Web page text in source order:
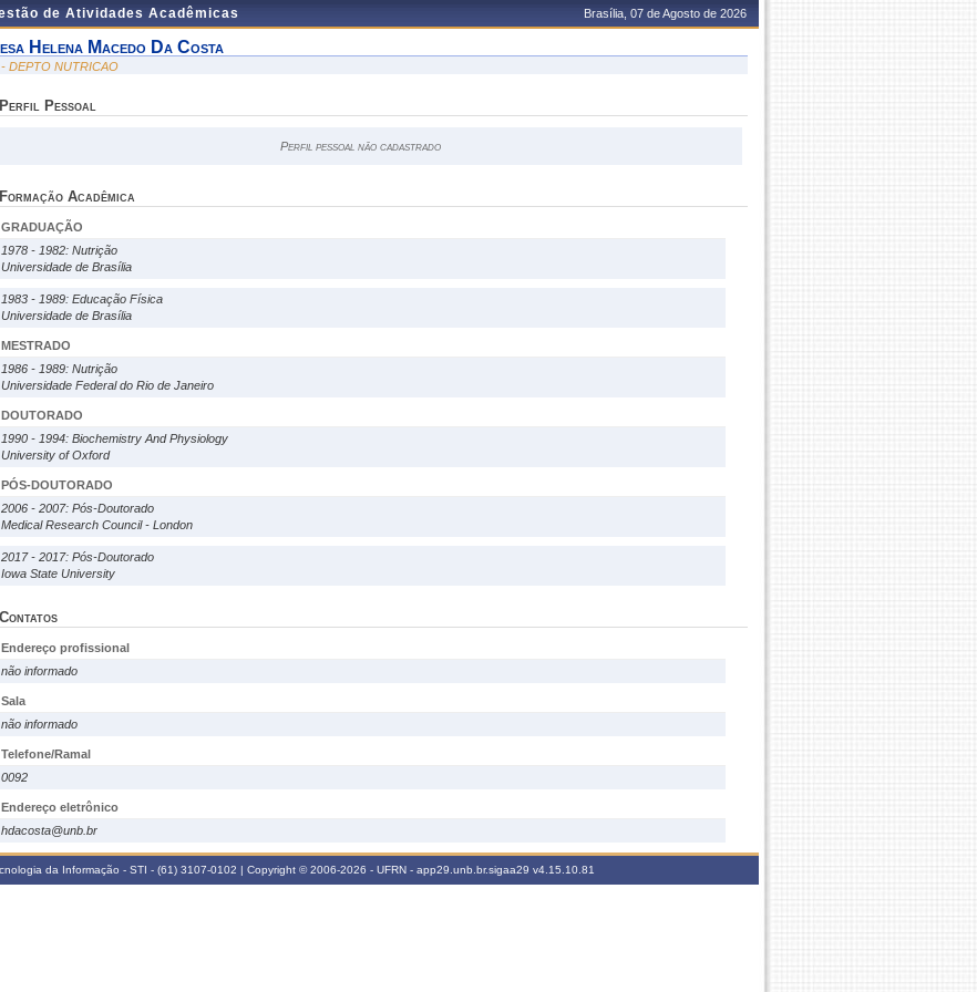
de Atividades Acadêmicas Brasília, 07 de Agosto de 2026
Helena Macedo Da Costa
DEPTO NUTRICAO
Perfil Pessoal
Perfil pessoal não cadastrado
Formação Acadêmica
GRADUAÇÃO
1978 - 1982: Nutrição
Universidade de Brasília
1983 - 1989: Educação Física
Universidade de Brasília
MESTRADO
1986 - 1989: Nutrição
Universidade Federal do Rio de Janeiro
DOUTORADO
1990 - 1994: Biochemistry And Physiology
University of Oxford
PÓS-DOUTORADO
2006 - 2007: Pós-Doutorado
Medical Research Council - London
2017 - 2017: Pós-Doutorado
Iowa State University
Contatos
Endereço profissional
não informado
Sala
não informado
Telefone/Ramal
0092
Endereço eletrônico
hdacosta@unb.br
da Informação - STI - (61) 3107-0102 | Copyright © 2006-2026 - UFRN - app29.unb.br.sigaa29 v4.15.10.81